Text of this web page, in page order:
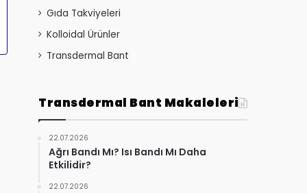
Gıda Takviyeleri
Kolloidal Ürünler
Transdermal Bant
Transdermal Bant Makaleleri
22.07.2026
Ağrı Bandı Mı? Isı Bandı Mı Daha
Etkilidir?
22.07.2026